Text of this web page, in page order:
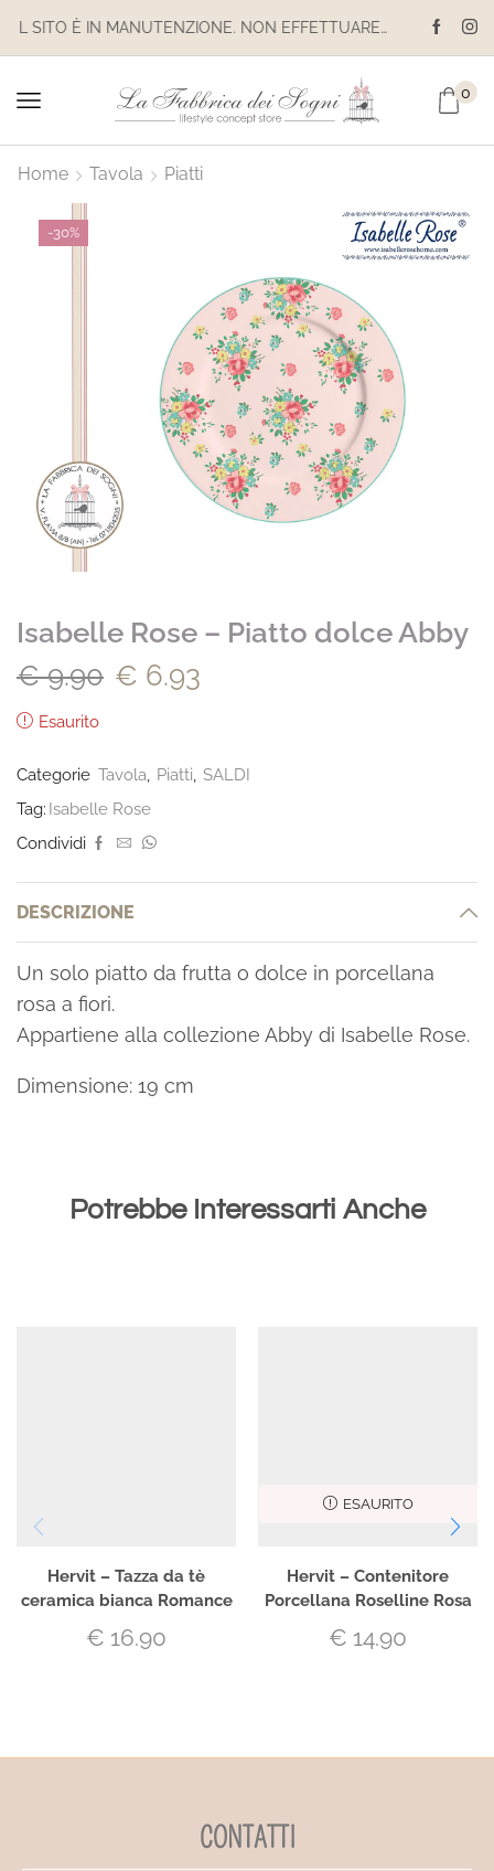
IL SITO È IN MANUTENZIONE. NON EFFETTUARE ACQUISTI. LE SPEDIZIONI SONO SOSPESE
0
Home Tavola Piatti
-30%
Isabelle Rose – Piatto dolce Abby
€9.90 € 6.93
Esaurito
Categorie Tavola Piatti SALDI
Tag: Isabelle Rose
Condividi
DESCRIZIONE
Un solo piatto da frutta o dolce in porcellana
rosa a fiori.
Appartiene alla collezione Abby di Isabelle Rose.
Dimensione: 19 cm
Potrebbe Interessarti Anche
Hervit – Tazza da tè
ceramica bianca Romance
€ 16.90
ESAURITO
Hervit – Contenitore
Porcellana Roselline Rosa
€ 14.90
CONTATTI